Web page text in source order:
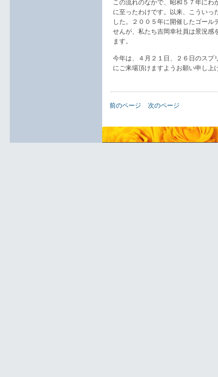
この流れのなかで、昭和５７年にわ
に至ったわけです。以来、こういっ
した。２００５年に開催したゴー
せんが、私たち吉岡幸社員は景況感
ます。
今年は、４月２１日、２６日のスプ
にご来場頂けますようお願い申し上
前のページ 次のページ